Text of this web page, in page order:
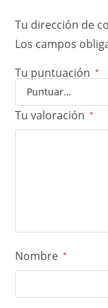
Tu dirección de
Los campos
Tu puntuación *
Tu valoración *
Nombre *